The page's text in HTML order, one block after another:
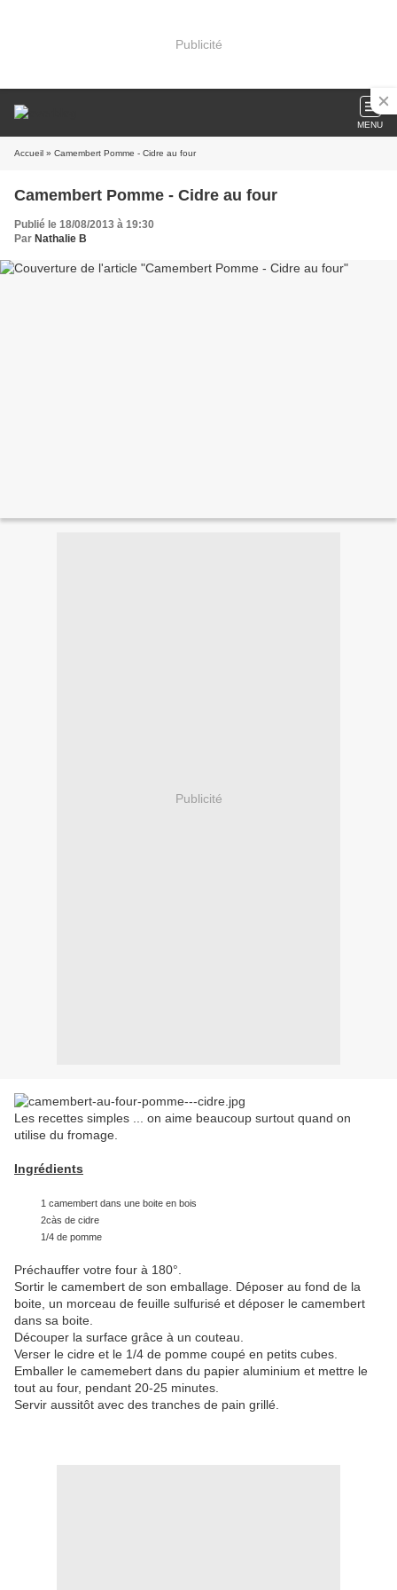
Publicité
MENU
Accueil » Camembert Pomme - Cidre au four
Camembert Pomme - Cidre au four
Publié le 18/08/2013 à 19:30
Par Nathalie B
Publicité
Les recettes simples ... on aime beaucoup surtout quand on
utilise du fromage.
Ingrédients
1 camembert dans une boite en bois
2càs de cidre
1/4 de pomme
Préchauffer votre four à 180°.
Sortir le camembert de son emballage. Déposer au fond de la
boite, un morceau de feuille sulfurisé et déposer le camembert
dans sa boite.
Découper la surface grâce à un couteau.
Verser le cidre et le 1/4 de pomme coupé en petits cubes.
Emballer le camemebert dans du papier aluminium et mettre le
tout au four, pendant 20-25 minutes.
Servir aussitôt avec des tranches de pain grillé.